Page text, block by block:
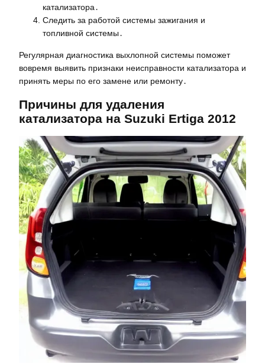
катализатора․
Следить за работой системы зажигания и
топливной системы․
Регулярная диагностика выхлопной системы поможет
вовремя выявить признаки неисправности катализатора и
принять меры по его замене или ремонту․
Причины для удаления
катализатора на Suzuki Ertiga 2012